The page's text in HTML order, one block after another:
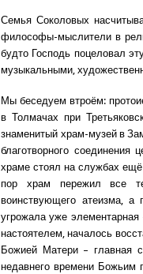
Семья Соколовых
философы-мыслители в
будто Господь поцеловал
музыкальными,
Мы беседуем втроём:
в Толмачах при
знаменитый храм-музей в
благотворного соединения
храме стоял на службах ещё
пор храм пережил все
воинствующего атеизма, а
угрожала уже элементарная
настоятелем, началось
Божией Матери – главная
недавнего времени Божьим